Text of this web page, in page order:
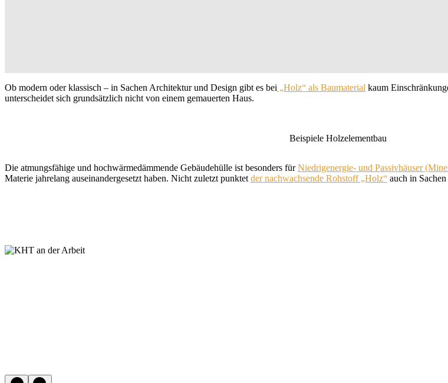
Ob modern oder klassisch – in Sachen Architektur und Design gibt es bei „Holz“ als Baumaterial kaum
unterscheidet sich grundsätzlich nicht von einem gemauerten Haus.
Beispiele Holzelementbau
Die atmungsfähige und hochwärmedämmende Gebäudehülle ist besonders fürNiedrigenergie- und Passivhäuser
Materie jahrelang auseinandergesetzt haben. Nicht zuletzt punktet der nachwachsende Rohstoff „Holz“ auch in